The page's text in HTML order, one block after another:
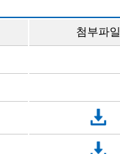
첨부파일